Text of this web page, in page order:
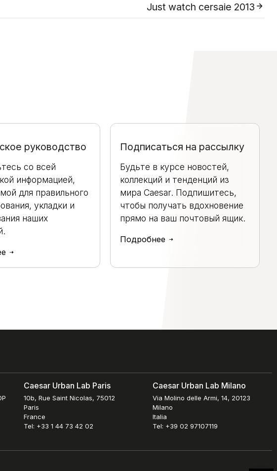
Just watch cersaie 2013
руководство
со всей
информацией,
для правильного
укладки и
наших
Подписаться на рассылку
Будьте в курсе новостей,
коллекций и тенденций из
мира Caesar. Подпишитесь,
чтобы получать вдохновение
прямо на ваш почтовый ящик.
Подробнее
Caesar Urban Lab Paris
10b, Rue Saint Nicolas, 75012
Paris
France
Tel: +33 1 44 73 42 02
Caesar Urban Lab Milano
Via Molino delle Armi, 14, 20123
Milano
Italia
Tel: +39 02 97107119